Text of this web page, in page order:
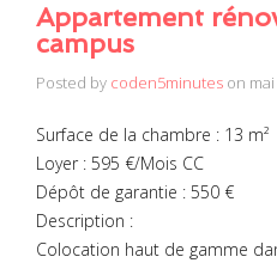
Appartement
campus
Posted by coden5minutes on
Surface de la chambre : 13 m²
Loyer : 595 €/Mois CC
Dépôt de garantie : 550 €
Description :
Colocation haut de gamme